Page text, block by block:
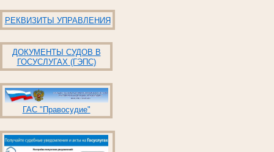
РЕКВИЗИТЫ УПРАВЛЕНИЯ
ДОКУМЕНТЫ СУДОВ В
ГОСУСЛУГАХ (ГЭПС)
ГАС "Правосудие"